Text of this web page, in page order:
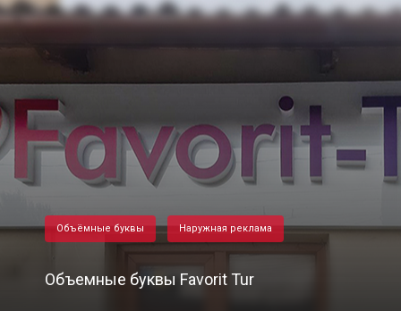
Объёмные буквы Наружная реклама
Объемные буквы Favorit Tur